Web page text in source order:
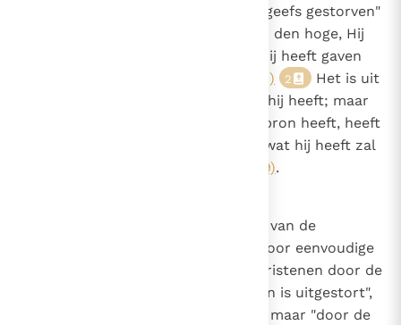
voortkomt, dan is Christus tevergeefs gestorven"
: "Hij is opgevaren naar den hoge, Hij
heeft gevangenen meegevoerd, Hij heeft gaven
(Ef. 4, 8) 2
Het is uit
deze bron dat iemand heeft wat hij heeft; maar
wie ontkent dat hij het uit deze bron heeft, heeft
het ofwel niet echt, ofwel "zelfs wat hij heeft zal
(Mt. 25, 29).
Over christelijke moed. De moed van de
heidenen wordt voortgebracht door eenvoudige
hebzucht, maar de moed van Christenen door de
liefde van God die "in onze harten is uitgestort",
niet door vrije wil van onze kant, maar "door de